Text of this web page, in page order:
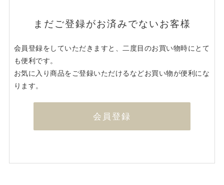
まだご登録がお済みでないお客様
会員登録をしていただきますと、二度目のお買い物時にとて
も便利です。
お気に入り商品をご登録いただけるなどお買い物が便利にな
ります。
会員登録